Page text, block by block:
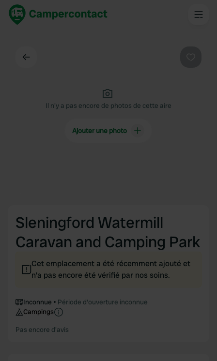
Il n'y a pas encore de photos de cette aire
Ajouter une photo
Sleningford Watermill
Caravan and Camping Park
Cet emplacement a été récemment ajouté et
n'a pas encore été vérifié par nos soins.
Inconnue
Période d'ouverture inconnue
Campings
Pas encore d'avis